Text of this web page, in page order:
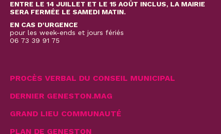
ENTRE LE 14 JUILLET ET LE 15 AOÛT INCLUS, LA MAIRIE
SERA FERMÉE LE SAMEDI MATIN.
EN CAS D'URGENCE
pour les week-ends et jours fériés
06 73 39 91 75
PROCÈS VERBAL DU CONSEIL MUNICIPAL
DERNIER GENESTON.MAG
GRAND LIEU COMMUNAUTÉ
PLAN DE GENESTON